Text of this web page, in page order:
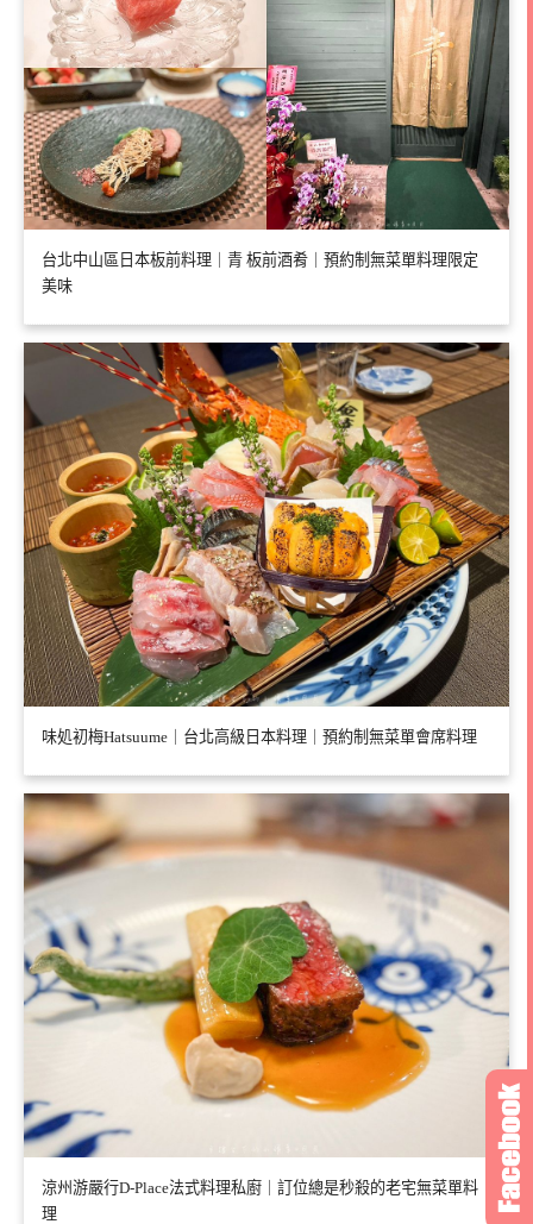
台北中山區日本板前料理｜青 板前酒肴｜預約制無菜單料理限定
美味
味処初梅Hatsuume｜台北高級日本料理｜預約制無菜單會席料理
涼州游嚴行D-Place法式料理私廚｜訂位總是秒殺的老宅無菜單料
理